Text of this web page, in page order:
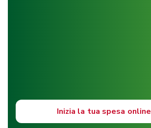
Inizia la tua spesa online